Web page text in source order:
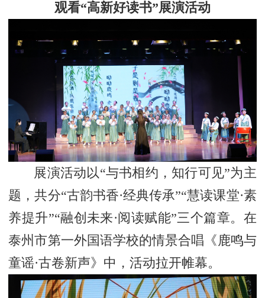
观看“高新好读书”展演活动
展演活动以“与书相约，知行可见”为主
题，共分“古韵书香·经典传承”“慧读课堂·素
养提升”“融创未来·阅读赋能”三个篇章。在
泰州市第一外国语学校的情景合唱《鹿鸣与
童谣·古卷新声》中，活动拉开帷幕。